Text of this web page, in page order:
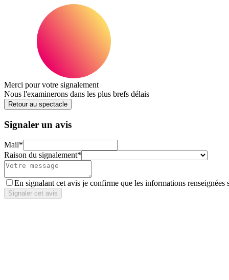
Merci pour votre signalement
Nous l'examinerons dans les plus brefs délais
Retour au spectacle
Signaler un avis
Mail*
Raison du signalement*
En signalant cet avis je confirme que les informations renseignées
Signaler cet avis